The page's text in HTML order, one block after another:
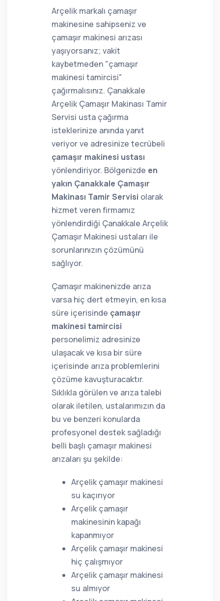
Arçelik markalı çamaşır
makinesine sahipseniz ve
çamaşır makinesi arızası
yaşıyorsanız; vakit
kaybetmeden "çamaşır
makinesi tamircisi"
çağırmalısınız. Çanakkale
Arçelik Çamaşır Makinası Tamir
Servisi usta çağırma
isteklerinize anında yanıt
veriyor ve adresinize tecrübeli
çamaşır makinesi ustası
yönlendiriyor. Bölgenizde en
yakın Çanakkale Çamaşır
Makinası Tamir Servisi olarak
hizmet veren firmamız
yönlendirdiği Çanakkale Arçelik
Çamaşır Makinesi ustaları ile
sorunlarınızın çözümünü
sağlıyor.
Çamaşır makinenizde arıza
varsa hiç dert etmeyin, en kısa
süre içerisinde çamaşır
makinesi tamircisi
personelimiz adresinize
ulaşacak ve kısa bir süre
içerisinde arıza problemlerini
çözüme kavuşturacaktır.
Sıklıkla görülen ve arıza talebi
olarak iletilen, ustalarımızın da
bu ve benzeri konularda
profesyonel destek sağladığı
belli başlı çamaşır makinesi
arızaları şu şekilde:
Arçelik çamaşır makinesi
su kaçırıyor
Arçelik çamaşır
makinesinin kapağı
kapanmıyor
Arçelik çamaşır makinesi
hiç çalışmıyor
Arçelik çamaşır makinesi
su almıyor